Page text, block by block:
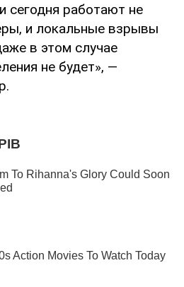
сегодня работают не
и локальные взрывы
в этом случае
не будет», —